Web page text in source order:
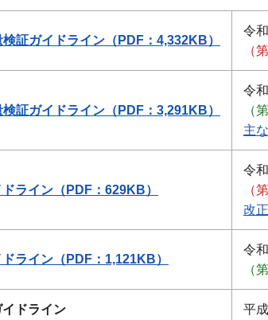
証ガイドライン（PDF：4,332KB）
令
（
証ガイドライン（PDF：3,291KB）
令
（
主
ライン（PDF：629KB）
令
（
改
ライン（PDF：1,121KB）
令
（
ドライン 平